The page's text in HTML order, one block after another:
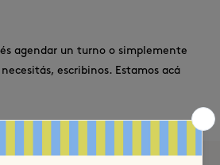
agendar un turno o simplemente
escribinos. Estamos acá